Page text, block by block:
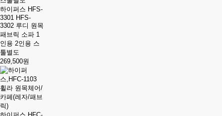
하이퍼스 HFS-
3301 HFS-
3302 루디 원목
패브릭 소파 1
인용 2인용 스
툴별도
269,500원